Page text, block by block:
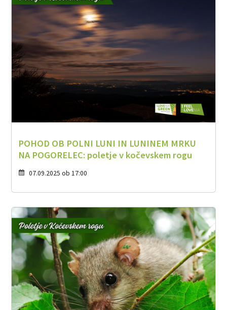
POHOD OB POLNI LUNI IN LUNINEM MRKU
NA POGORELEC: poletje v kočevskem rogu
07.09.2025 ob 17:00